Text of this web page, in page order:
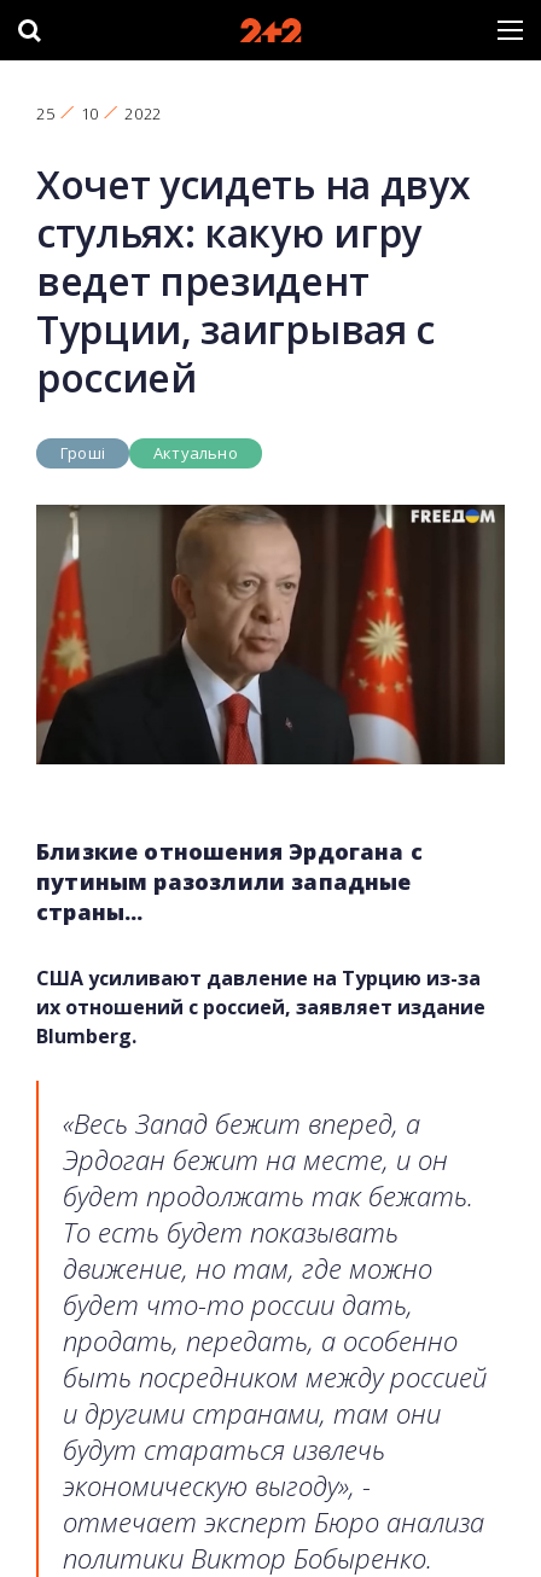
25 10 2022
Хочет усидеть на двух
стульях: какую игру
ведет президент
Турции, заигрывая с
россией
Гроші Актуально
Близкие отношения Эрдогана с
путиным разозлили западные
страны...
США усиливают давление на Турцию из-за
их отношений с россией, заявляет издание
Blumberg.
«Весь Запад бежит вперед, а
Эрдоган бежит на месте, и он
будет продолжать так бежать.
То есть будет показывать
движение, но там, где можно
будет что-то россии дать,
продать, передать, а особенно
быть посредником между россией
и другими странами, там они
будут стараться извлечь
экономическую выгоду», -
отмечает эксперт Бюро анализа
политики Виктор Бобыренко.